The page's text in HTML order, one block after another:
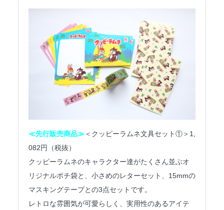
≪先行販売商品≫＜クッピーラムネ文具セット①＞1,
082円（税抜）
クッピーラムネのキャラクター達がたくさん並ぶオ
リジナルポチ袋と、小さめのレターセット、15mmの
マスキングテープとの3点セットです。
レトロな雰囲気が可愛らしく、実用性のあるアイテ